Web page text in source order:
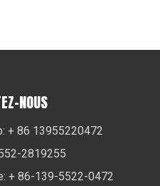
NOUS
+ 86 13955220472
2819255
+ 86-139-5522-0472